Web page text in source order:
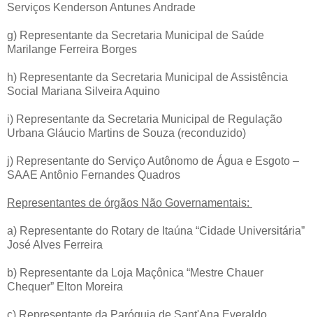
Serviços Kenderson Antunes Andrade
g) Representante da Secretaria Municipal de Saúde
Marilange Ferreira Borges
h) Representante da Secretaria Municipal de Assistência
Social Mariana Silveira Aquino
i) Representante da Secretaria Municipal de Regulação
Urbana Gláucio Martins de Souza (reconduzido)
j) Representante do Serviço Autônomo de Água e Esgoto –
SAAE Antônio Fernandes Quadros
Representantes de órgãos Não Governamentais:
a) Representante do Rotary de Itaúna “Cidade Universitária”
José Alves Ferreira
b) Representante da Loja Maçônica “Mestre Chauer
Chequer” Elton Moreira
c) Representante da Paróquia de Sant'Ana Everaldo